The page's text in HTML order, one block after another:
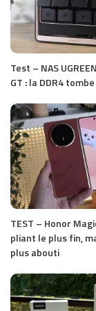
Test – NAS
GT : la DDR4
TEST – Honor
pliant le plus fin,
plus abouti